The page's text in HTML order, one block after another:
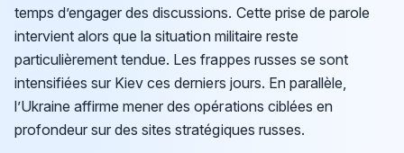
temps d’engager des discussions. Cette prise de parole
intervient alors que la situation militaire reste
particulièrement tendue. Les frappes russes se sont
intensifiées sur Kiev ces derniers jours. En parallèle,
l’Ukraine affirme mener des opérations ciblées en
profondeur sur des sites stratégiques russes.